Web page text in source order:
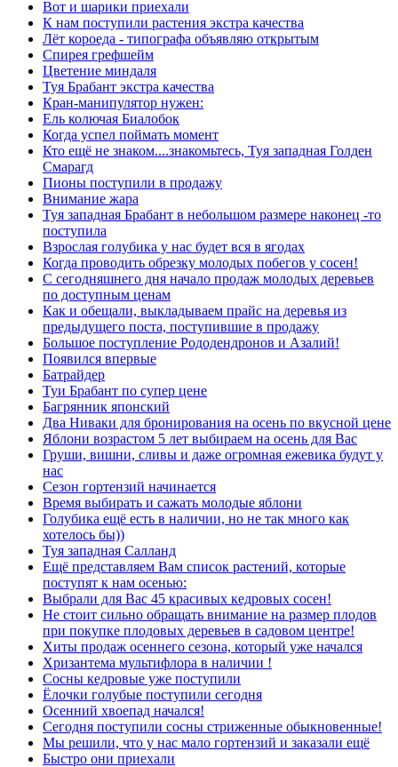
Вот и шарики приехали
К нам поступили растения экстра качества
Лёт короеда - типографа объявляю открытым
Спирея грефшейм
Цветение миндаля
Туя Брабант экстра качества
Кран-манипулятор нужен:
Ель колючая Биалобок
Когда успел поймать момент
Кто ещё не знаком....знакомьтесь, Туя западная Голден
Смарагд
Пионы поступили в продажу
Внимание жара
Туя западная Брабант в небольшом размере наконец -то
поступила
Взрослая голубика у нас будет вся в ягодах
Когда проводить обрезку молодых побегов у сосен!
С сегодняшнего дня начало продаж молодых деревьев
по доступным ценам
Как и обещали, выкладываем прайс на деревья из
предыдущего поста, поступившие в продажу
Большое поступление Рододендронов и Азалий!
Появился впервые
Батрайдер
Туи Брабант по супер цене
Багрянник японский
Два Ниваки для бронирования на осень по вкусной цене
Яблони возрастом 5 лет выбираем на осень для Вас
Груши, вишни, сливы и даже огромная ежевика будут у
нас
Сезон гортензий начинается
Время выбирать и сажать молодые яблони
Голубика ещё есть в наличии, но не так много как
хотелось бы))
Туя западная Салланд
Ещё представляем Вам список растений, которые
поступят к нам осенью:
Выбрали для Вас 45 красивых кедровых сосен!
Не стоит сильно обращать внимание на размер плодов
при покупке плодовых деревьев в садовом центре!
Хиты продаж осеннего сезона, который уже начался
Хризантема мультифлора в наличии !
Сосны кедровые уже поступили
Ёлочки голубые поступили сегодня
Осенний хвоепад начался!
Сегодня поступили сосны стриженные обыкновенные!
Мы решили, что у нас мало гортензий и заказали ещё
Быстро они приехали